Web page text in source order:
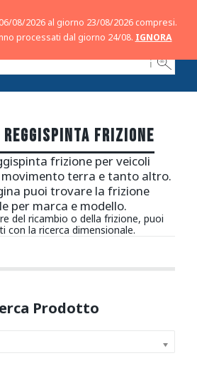
ℹ
FRIZIONE
frizione per veicoli
terra e tanto altro.
puoi trovare la frizione
per marca e modello.
del ricambio o della frizione, puoi
con la ricerca dimensionale.
08/2026 al giorno 23/08/2026 compresi.
processati dal giorno 24/08. IGNORA